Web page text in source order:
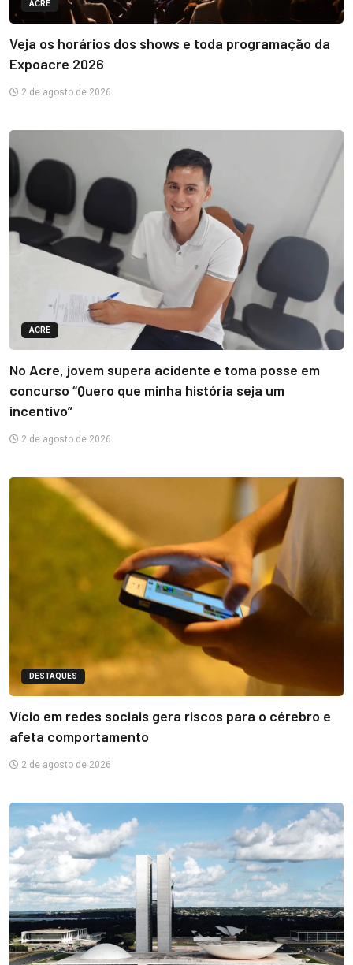
ACRE
Veja os horários dos shows e toda programação da
Expoacre 2026
2 de agosto de 2026
ACRE
No Acre, jovem supera acidente e toma posse em
concurso “Quero que minha história seja um
incentivo”
2 de agosto de 2026
DESTAQUES
Vício em redes sociais gera riscos para o cérebro e
afeta comportamento
2 de agosto de 2026